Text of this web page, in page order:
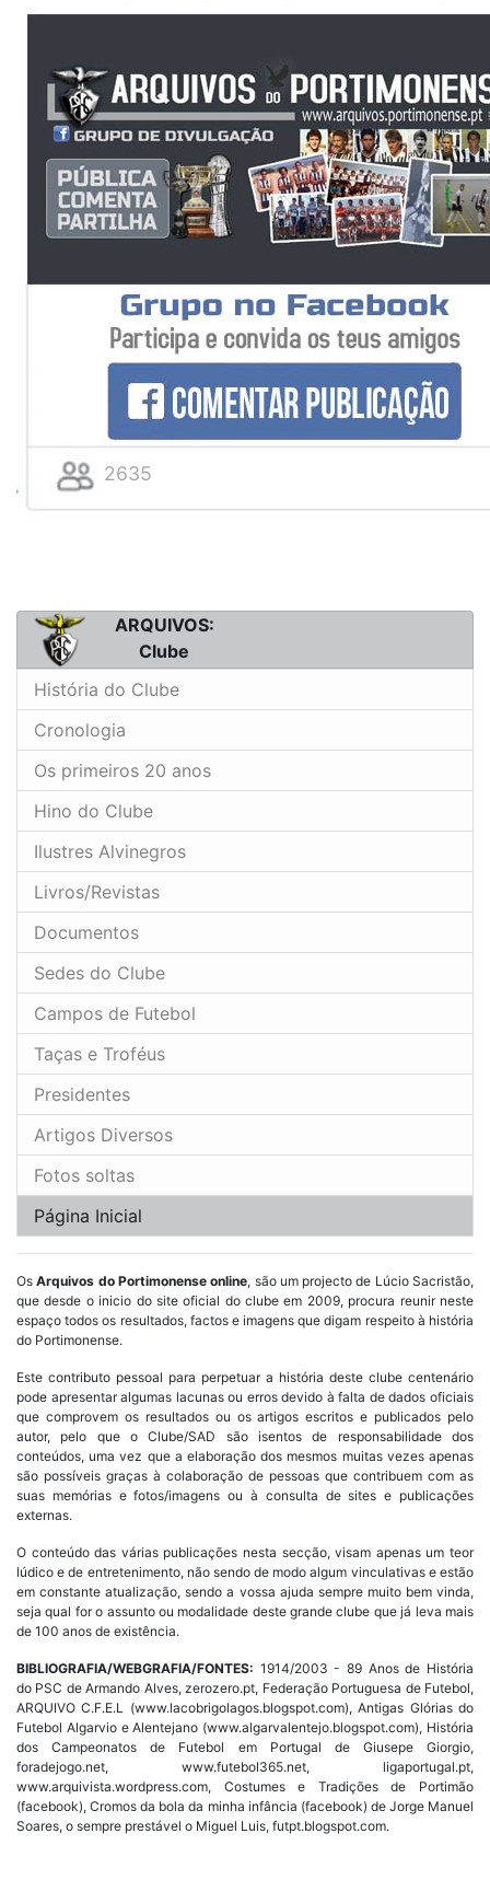
2635
ARQUIVOS:
Clube
História do Clube
Cronologia
Os primeiros 20 anos
Hino do Clube
Ilustres Alvinegros
Livros/Revistas
Documentos
Sedes do Clube
Campos de Futebol
Taças e Troféus
Presidentes
Artigos Diversos
Fotos soltas
Página Inicial
OsArquivos do Portimonense online, são um projecto de Lúcio Sacristão,
que desde o inicio do site oficial do clube em 2009, procura reunir neste
espaço todos os resultados, factos e imagens que digam respeito à história
do Portimonense.
Este contributo pessoal para perpetuar a história deste clube centenário
pode apresentar algumas lacunas ou erros devido à falta de dados oficiais
que comprovem os resultados ou os artigos escritos e publicados pelo
autor, pelo que o Clube/SAD são isentos de responsabilidade dos
conteúdos, uma vez que a elaboração dos mesmos muitas vezes apenas
são possíveis graças à colaboração de pessoas que contribuem com as
suas memórias e fotos/imagens ou à consulta de sites e publicações
externas.
O conteúdo das várias publicações nesta secção, visam apenas um teor
lúdico e de entretenimento, não sendo de modo algum vinculativas e estão
em constante atualização, sendo a vossa ajuda sempre muito bem vinda,
seja qual for o assunto ou modalidade deste grande clube que já leva mais
de 100 anos de existência.
BIBLIOGRAFIA/WEBGRAFIA/FONTES: 1914/2003 - 89 Anos de História
do PSC de Armando Alves, zerozero.pt, Federação Portuguesa de Futebol,
ARQUIVO C.F.E.L (www.lacobrigolagos.blogspot.com), Antigas Glórias do
Futebol Algarvio e Alentejano (www.algarvalentejo.blogspot.com), História
dos Campeonatos de Futebol em Portugal de Giusepe Giorgio,
foradejogo.net, www.futebol365.net, ligaportugal.pt,
www.arquivista.wordpress.com, Costumes e Tradições de Portimão
(facebook), Cromos da bola da minha infância (facebook) de Jorge Manuel
Soares, o sempre prestável o Miguel Luis, futpt.blogspot.com.